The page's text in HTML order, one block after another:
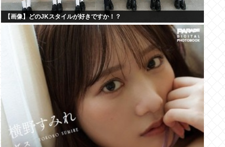
【画像】どのJKスタイルが好きですか！？